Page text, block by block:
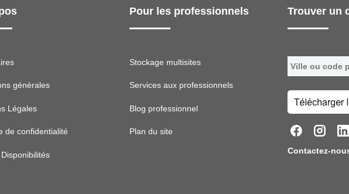
générales
Légales
de confidentialité
Pour les professionnels
Stockage multisites
Services aux professionnels
Blog professionnel
Plan du site
Trouver un
Contactez-